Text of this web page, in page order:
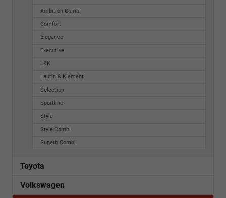
Ambition Combi
Comfort
Elegance
Executive
L&K
Laurin & Klement
Selection
Sportline
Style
Style Combi
Superb Combi
Toyota
Volkswagen